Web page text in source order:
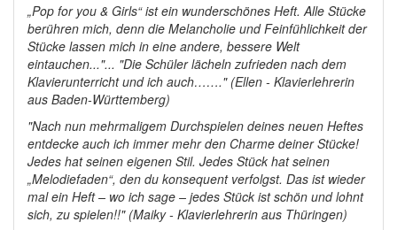
„Pop for you & Girls“ ist ein wunderschönes Heft. Alle Stücke
berühren mich, denn die Melancholie und Feinfühlichkeit der
Stücke lassen mich in eine andere, bessere Welt
eintauchen..."... "Die Schüler lächeln zufrieden nach dem
Klavierunterricht und ich auch……." (Ellen - Klavierlehrerin
aus Baden-Württemberg)
"Nach nun mehrmaligem Durchspielen deines neuen Heftes
entdecke auch ich immer mehr den Charme deiner Stücke!
Jedes hat seinen eigenen Stil. Jedes Stück hat seinen
„Melodiefaden“, den du konsequent verfolgst. Das ist wieder
mal ein Heft – wo ich sage – jedes Stück ist schön und lohnt
sich, zu spielen!!" (Maiky - Klavierlehrerin aus Thüringen)